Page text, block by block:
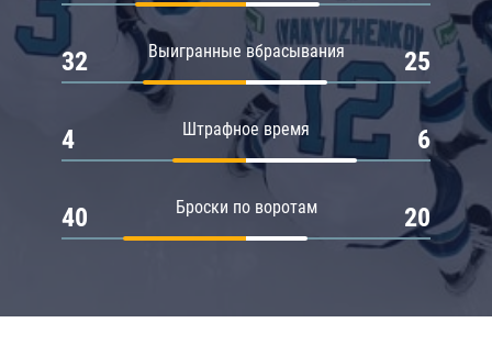
Выигранные вбрасывания
32 25
Штрафное время
4 6
Броски по воротам
40 20